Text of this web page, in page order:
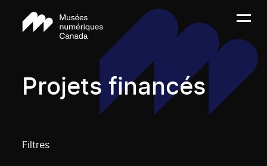
Projets financés
Filtres